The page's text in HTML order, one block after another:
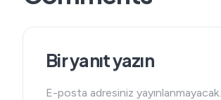
Bir yanıt yazın
E-posta adresiniz yayınlanmayacak.